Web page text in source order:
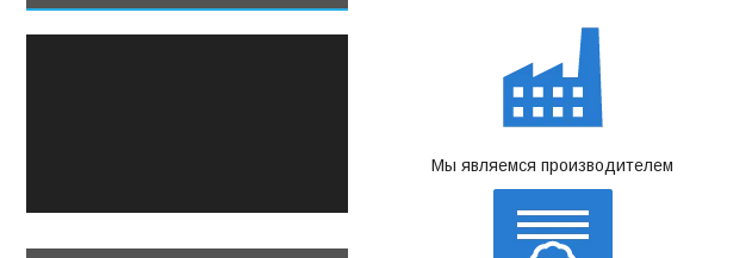
Мы являемся производителем